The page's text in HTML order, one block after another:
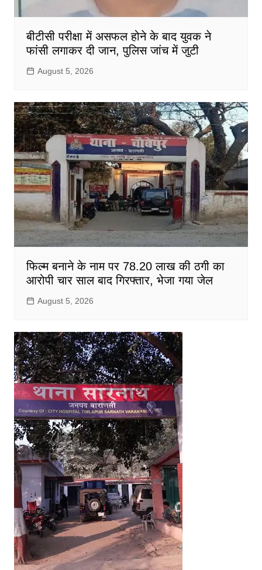
बीटीसी परीक्षा में असफल होने के बाद युवक ने
फांसी लगाकर दी जान, पुलिस जांच में जुटी
August 5, 2026
फिल्म बनाने के नाम पर 78.20 लाख की ठगी का
आरोपी चार साल बाद गिरफ्तार, भेजा गया जेल
August 5, 2026